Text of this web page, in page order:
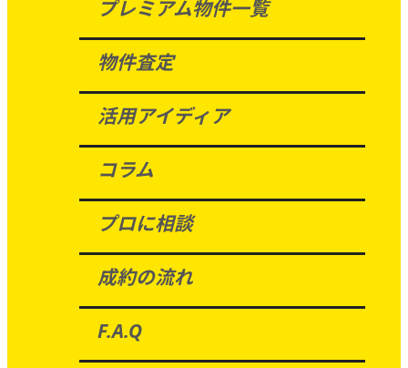
プレミアム物件一覧
物件査定
活用アイディア
コラム
プロに相談
成約の流れ
F.A.Q